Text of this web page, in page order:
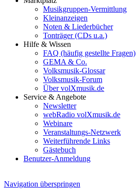
Musikgruppen-Vermittlung
Kleinanzeigen
Noten & Liederbücher
Tonträger (CDs u.a.)
Hilfe & Wissen
FAQ (häufig gestellte Fragen)
GEMA & Co.
Volksmusik-Glossar
Volksmusik-Forum
Über volXmusik.de
Service & Angebote
Newsletter
webRadio volXmusik.de
Webinare
Veranstaltungs-Netzwerk
Weiterführende Links
Gästebuch
Benutzer-Anmeldung
Navigation überspringen